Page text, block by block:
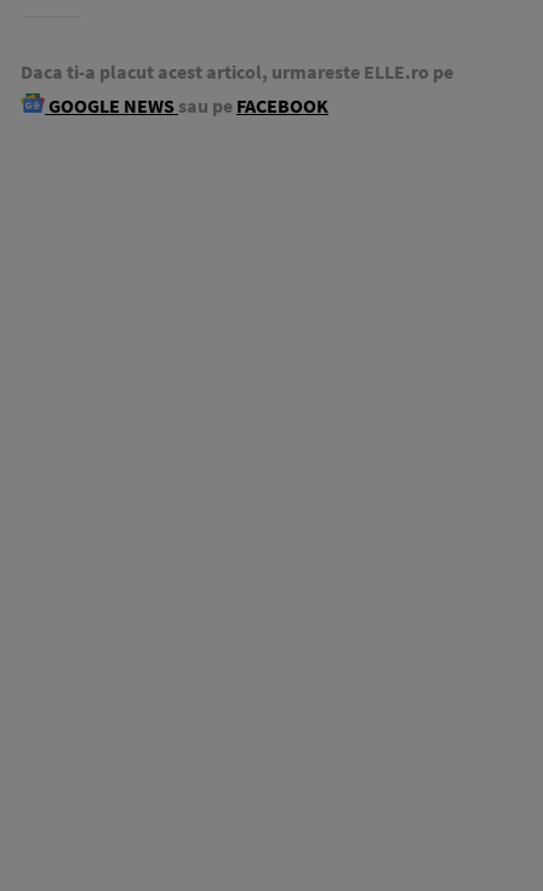
Daca ti-a placut acest articol, urmareste ELLE.ro pe
GOOGLE NEWS sau pe FACEBOOK